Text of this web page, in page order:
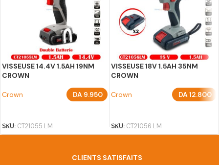
VISSEUSE 14.4V 1.5AH 19NM
CROWN
Crown DA 9.950
SKU: CT21055 LM
VISSEUSE 18V 1.5AH 35NM
CROWN
Crown DA12.800
SKU: CT21056 LM
CLIENTS SATISFAITS